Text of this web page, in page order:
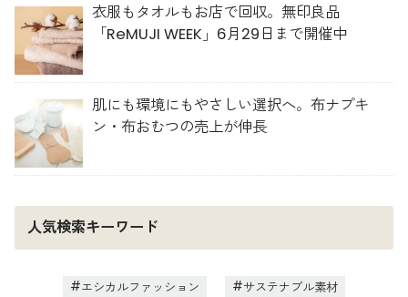
衣服もタオルもお店で回収。無印良品
「ReMUJI WEEK」6月29日まで開催中
肌にも環境にもやさしい選択へ。布ナプキ
ン・布おむつの売上が伸長
人気検索キーワード
エシカルファッション
サステナブル素材